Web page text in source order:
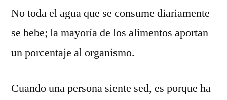
No toda el agua que se consume diariamente
se bebe; la mayoría de los alimentos aportan
un porcentaje al organismo.
Cuando una persona siente sed, es porque ha